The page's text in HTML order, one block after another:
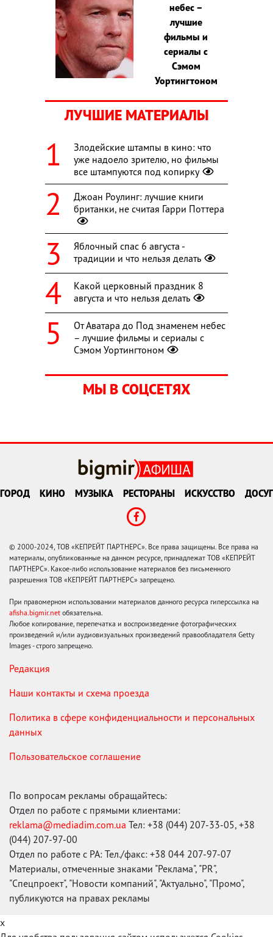
небес –
лучшие
фильмы и
сериалы с
Сэмом
Уортингтоном
ЛУЧШИЕ МАТЕРИАЛЫ
Злодейские штампы в кино: что
уже надоело зрителю, но фильмы
все штампуются под копирку
Джоан Роулинг: лучшие книги
британки, не считая Гарри Поттера
Яблочный спас 6 августа -
традиции и что нельзя делать
Какой церковный праздник 8
августа и что нельзя делать
От Аватара до Под знаменем небес
– лучшие фильмы и сериалы с
Сэмом Уортингтоном
МЫ В СОЦСЕТЯХ
ГОРОД КИНО МУЗЫКА РЕСТОРАНЫ ИСКУССТВО ДОСУГ
© 2000-2024, ТОВ «КЕПРЕЙТ ПАРТНЕРС». Все права защищены. Все права на
материалы, опубликованные на данном ресурсе, принадлежат ТОВ «КЕПРЕЙТ
ПАРТНЕРС». Какое-либо использование материалов без письменного
разрешения ТОВ «КЕПРЕЙТ ПАРТНЕРС» запрещено.
При правомерном использовании материалов данного ресурса гиперссылка на
afisha.bigmir.net обязательна.
Любое копирование, перепечатка и воспроизведение фотографических
произведений и/или аудиовизуальных произведений правообладателя Getty
Images - строго запрещено.
Редакция
Наши контакты и схема проезда
Политика в сфере конфиденциальности и персональных
данных
Пользовательское соглашение
По вопросам рекламы обращайтесь:
Отдел по работе с прямыми клиентами:
reklama@mediadim.com.ua Тел: +38 (044) 207-33-05, +38
(044) 207-97-00
Отдел по работе с РА: Тел./факс: +38 044 207-97-07
Материалы, отмеченные знаками "Реклама", "PR",
"Спецпроект", "Новости компаний", "Актуально", "Промо",
публикуются на правах рекламы
x